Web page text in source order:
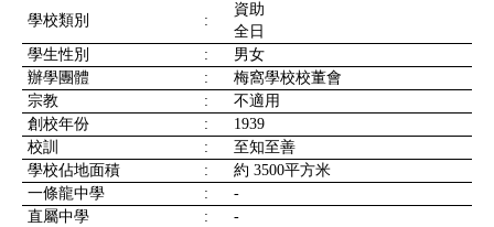
學校類別 :
資助
全日
學生性別
:
男女
辦學團體
:
梅窩學校校董會
宗教
:
不適用
創校年份
:
1939
校訓
:
至知至善
學校佔地面積
:
約 3500平方米
一條龍中學
:
-
直屬中學
:
-